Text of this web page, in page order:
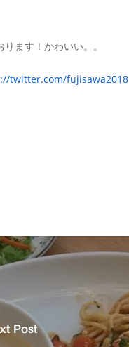
ます！かわいい。。
twitter.com/fujisawa2018
Post